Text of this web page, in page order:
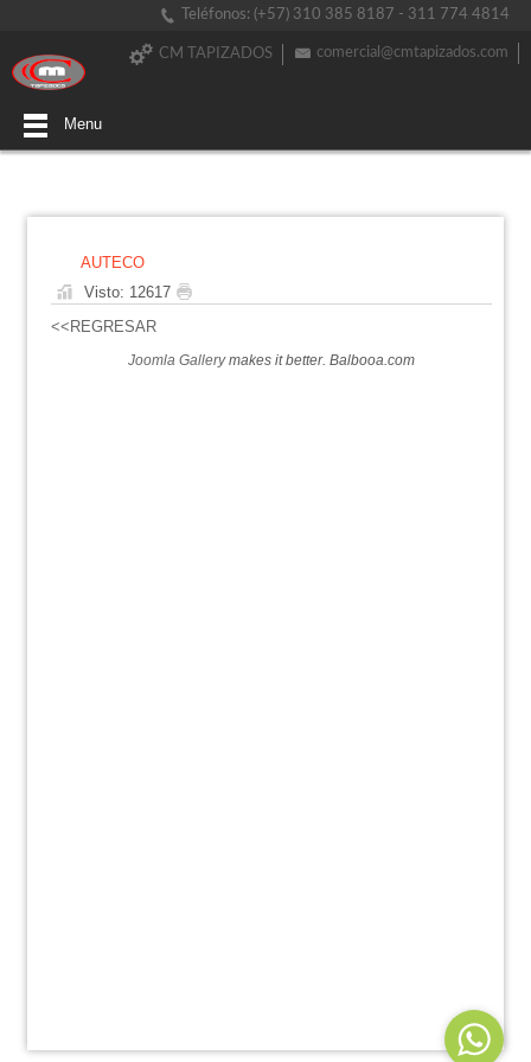
Teléfonos: (+57) 310 385 8187 - 311 774 4814
comercial@cmtapizados.com
CM TAPIZADOS
Menu
AUTECO
Visto: 12617
<<REGRESAR
Joomla Gallerymakes it better. Balbooa.com